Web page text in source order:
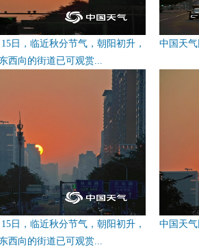
日，临近秋分节气，朝阳初升，
西向的街道已可观赏...
中国天
日，临近秋分节气，朝阳初升，
西向的街道已可观赏...
中国天